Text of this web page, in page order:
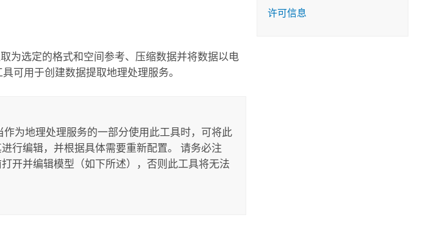
为选定的格式和空间参考、压缩数据并将数据以电
可用于创建数据提取地理处理服务。
为地理处理服务的一部分使用此工具时，可将此
行编辑，并根据具体需要重新配置。 请务必注
开并编辑模型（如下所述），否则此工具将无法
许可信息